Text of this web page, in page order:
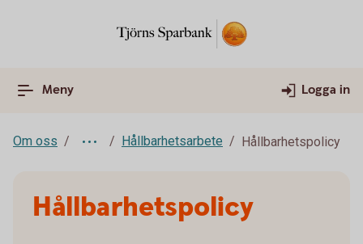
Meny Logga in
Om oss Hållbarhetsarbete Hållbarhetspolicy
Hållbarhetspolicy